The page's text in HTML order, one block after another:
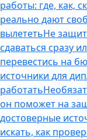
работы: где, как,
реально дают
вылететьНе
сдаваться сразу
перевестись на
источники для
работать
он поможет на
достоверные
искать, как